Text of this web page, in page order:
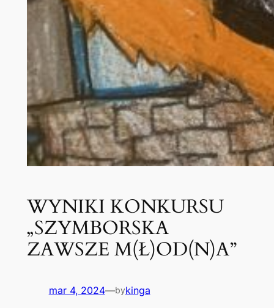
WYNIKI KONKURSU
„SZYMBORSKA
ZAWSZE M(Ł)OD(N)A”
mar 4, 2024—bykinga